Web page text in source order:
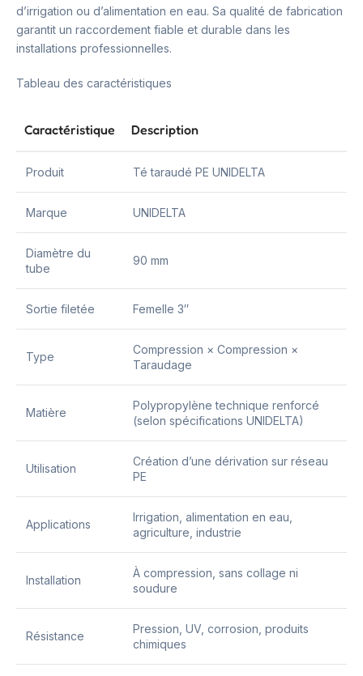
d’irrigation ou d’alimentation en eau. Sa qualité de fabrication
garantit un raccordement fiable et durable dans les
installations professionnelles.
Tableau des caractéristiques
Caractéristique Description
Produit Té taraudé PE UNIDELTA
Marque UNIDELTA
Diamètre du
tube
90 mm
Sortie filetée Femelle 3″
Type
Compression × Compression ×
Taraudage
Matière
Polypropylène technique renforcé
(selon spécifications UNIDELTA)
Utilisation
Création d’une dérivation sur réseau
PE
Applications
Irrigation, alimentation en eau,
agriculture, industrie
Installation
À compression, sans collage ni
soudure
Résistance
Pression, UV, corrosion, produits
chimiques